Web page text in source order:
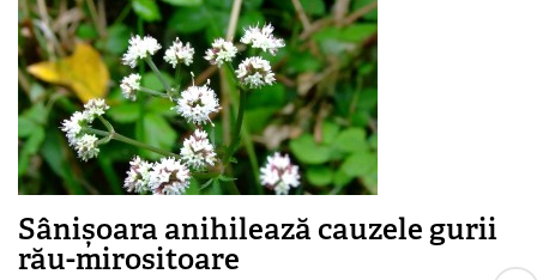
Sânișoara anihilează cauzele gurii
rău-mirositoare